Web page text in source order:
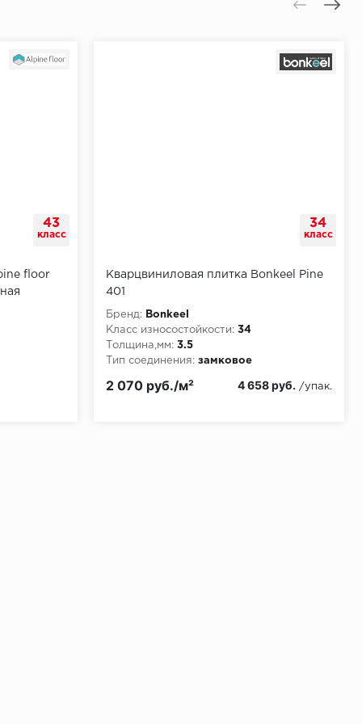
43
класс
floor
34
класс
Кварцвиниловая плитка Bonkeel Pine
401
Бренд:
Bonkeel
Класс износостойкости: 34
Толщина,мм: 3.5
Тип соединения: замковое
2 070 руб./м² 4 658 руб. /упак.